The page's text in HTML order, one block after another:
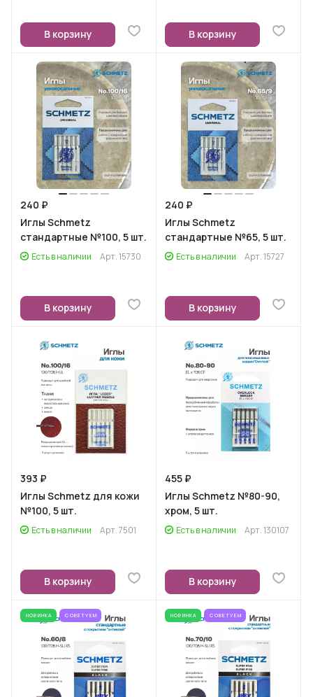
В корзину В корзину
240 ₽
Иглы Schmetz
стандартные №100, 5 шт.
Есть в наличии Арт.15730
В корзину
240 ₽
Иглы Schmetz
стандартные №65, 5 шт.
Есть в наличии Арт.15727
В корзину
393 ₽
Иглы Schmetz для кожи
№100, 5 шт.
Есть в наличии Арт.7501
В корзину
455 ₽
Иглы Schmetz №80-90,
хром, 5 шт.
Есть в наличии Арт.130107
В корзину
НОВИНКА СОВЕТУЕМ НОВИНКА СОВЕТУЕМ